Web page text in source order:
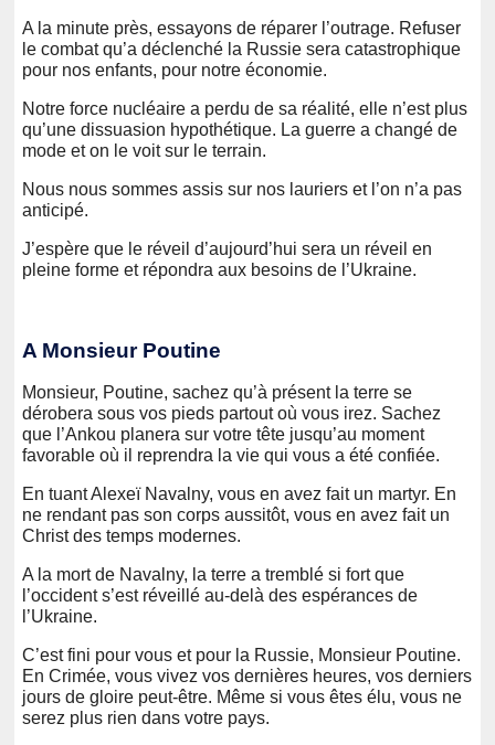
A la minute près, essayons de réparer l’outrage. Refuser
le combat qu’a déclenché la Russie sera catastrophique
pour nos enfants, pour notre économie.
Notre force nucléaire a perdu de sa réalité, elle n’est plus
qu’une dissuasion hypothétique. La guerre a changé de
mode et on le voit sur le terrain.
Nous nous sommes assis sur nos lauriers et l’on n’a pas
anticipé.
J’espère que le réveil d’aujourd’hui sera un réveil en
pleine forme et répondra aux besoins de l’Ukraine.
A Monsieur Poutine
Monsieur, Poutine, sachez qu’à présent la terre se
dérobera sous vos pieds partout où vous irez. Sachez
que l’Ankou planera sur votre tête jusqu’au moment
favorable où il reprendra la vie qui vous a été confiée.
En tuant Alexeï Navalny, vous en avez fait un martyr. En
ne rendant pas son corps aussitôt, vous en avez fait un
Christ des temps modernes.
A la mort de Navalny, la terre a tremblé si fort que
l’occident s’est réveillé au-delà des espérances de
l’Ukraine.
C’est fini pour vous et pour la Russie, Monsieur Poutine.
En Crimée, vous vivez vos dernières heures, vos derniers
jours de gloire peut-être. Même si vous êtes élu, vous ne
serez plus rien dans votre pays.